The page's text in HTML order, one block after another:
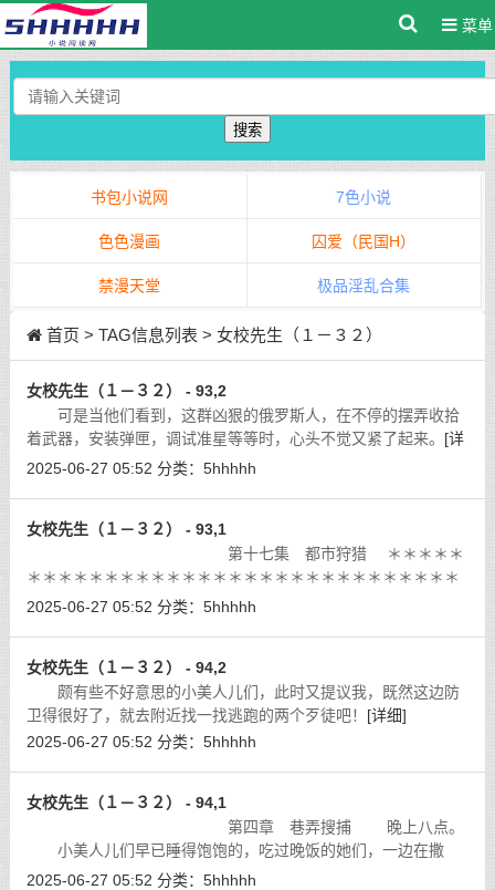
菜单
搜索
书包小说网 7色小说
色色漫画 囚爱（民国H）
禁漫天堂 极品淫乱合集
首页 > TAG信息列表 > 女校先生（１－３２）
女校先生（１－３２） - 93,2
可是当他们看到，这群凶狠的俄罗斯人，在不停的摆弄收拾
着武器，安装弹匣，调试准星等等时，心头不觉又紧了起来。 [详
细]
2025-06-27 05:52 分类： 5hhhhh
女校先生（１－３２） - 93,1
第十七集 都市狩猎 ＊＊＊＊＊
＊＊＊＊＊＊＊＊＊＊＊＊＊＊＊＊＊＊＊＊＊＊＊＊＊＊＊＊
＊＊[详细]
2025-06-27 05:52 分类： 5hhhhh
女校先生（１－３２） - 94,2
颇有些不好意思的小美人儿们，此时又提议我，既然这边防
卫得很好了，就去附近找一找逃跑的两个歹徒吧！ [详细]
2025-06-27 05:52 分类： 5hhhhh
女校先生（１－３２） - 94,1
第四章 巷弄搜捕 晚上八点。
小美人儿们早已睡得饱饱的，吃过晚饭的她们，一边在撒
娇，说厨师们做的料理太过平凡，她们都没有吃饱，要我回去后
2025-06-27 05:52 分类： 5hhhhh